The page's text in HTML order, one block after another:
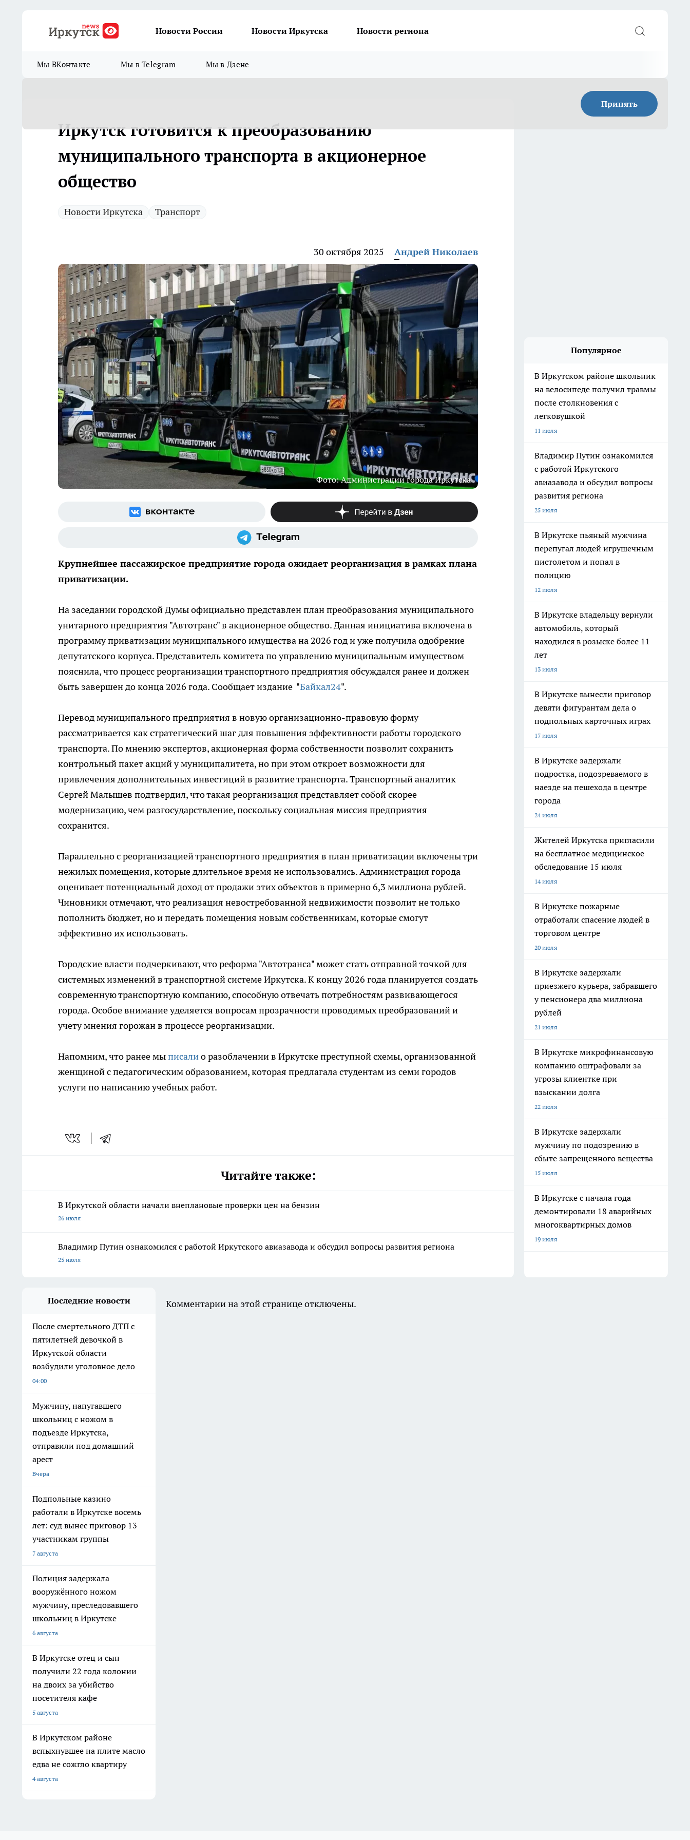
Новости России Новости Иркутска Новости региона
Мы ВКонтакте Мы в Telegram Мы в Дзене
Принять
Иркутск готовится к преобразованию
муниципального транспорта в акционерное
общество
Новости Иркутска Транспорт
30 октября 2025 Андрей Николаев
Фото: Администрации города Иркутска
Крупнейшее пассажирское предприятие города ожидает реорганизация в рамках плана
приватизации.
На заседании городской Думы официально представлен план преобразования муниципального
унитарного предприятия "Автотранс" в акционерное общество. Данная инициатива включена в
программу приватизации муниципального имущества на 2026 год и уже получила одобрение
депутатского корпуса. Представитель комитета по управлению муниципальным имуществом
пояснила, что процесс реорганизации транспортного предприятия обсуждался ранее и должен
быть завершен до конца 2026 года. Сообщает издание "Байкал24".
Перевод муниципального предприятия в новую организационно-правовую форму
рассматривается как стратегический шаг для повышения эффективности работы городского
транспорта. По мнению экспертов, акционерная форма собственности позволит сохранить
контрольный пакет акций у муниципалитета, но при этом откроет возможности для
привлечения дополнительных инвестиций в развитие транспорта. Транспортный аналитик
Сергей Малышев подтвердил, что такая реорганизация представляет собой скорее
модернизацию, чем разгосударствление, поскольку социальная миссия предприятия
сохранится.
Параллельно с реорганизацией транспортного предприятия в план приватизации включены три
нежилых помещения, которые длительное время не использовались. Администрация города
оценивает потенциальный доход от продажи этих объектов в примерно 6,3 миллиона рублей.
Чиновники отмечают, что реализация невостребованной недвижимости позволит не только
пополнить бюджет, но и передать помещения новым собственникам, которые смогут
эффективно их использовать.
Городские власти подчеркивают, что реформа "Автотранса" может стать отправной точкой для
системных изменений в транспортной системе Иркутска. К концу 2026 года планируется создать
современную транспортную компанию, способную отвечать потребностям развивающегося
города. Особое внимание уделяется вопросам прозрачности проводимых преобразований и
учету мнения горожан в процессе реорганизации.
Напомним, что ранее мыписалио разоблачении в Иркутске преступной схемы, организованной
женщиной с педагогическим образованием, которая предлагала студентам из семи городов
услуги по написанию учебных работ.
Читайте также:
В Иркутской области начали внеплановые проверки цен на бензин
26 июля
Владимир Путин ознакомился с работой Иркутского авиазавода и обсудил вопросы развития региона
25 июля
Популярное
В Иркутском районе школьник
на велосипеде получил травмы
после столкновения с
легковушкой
11 июля
Владимир Путин ознакомился
с работой Иркутского
авиазавода и обсудил вопросы
развития региона
25 июля
В Иркутске пьяный мужчина
перепугал людей игрушечным
пистолетом и попал в
полицию
12 июля
В Иркутске владельцу вернули
автомобиль, который
находился в розыске более 11
лет
13 июля
В Иркутске вынесли приговор
девяти фигурантам дела о
подпольных карточных играх
17 июля
В Иркутске задержали
подростка, подозреваемого в
наезде на пешехода в центре
города
24 июля
Жителей Иркутска пригласили
на бесплатное медицинское
обследование 15 июля
14 июля
В Иркутске пожарные
отработали спасение людей в
торговом центре
20 июля
В Иркутске задержали
приезжего курьера, забравшего
у пенсионера два миллиона
рублей
21 июля
В Иркутске микрофинансовую
компанию оштрафовали за
угрозы клиентке при
взыскании долга
22 июля
В Иркутске задержали
мужчину по подозрению в
сбыте запрещенного вещества
15 июля
В Иркутске с начала года
демонтировали 18 аварийных
многоквартирных домов
19 июля
Последние новости
После смертельного ДТП с
пятилетней девочкой в
Иркутской области
возбудили уголовное дело
04:00
Мужчину, напугавшего
школьниц с ножом в
подъезде Иркутска,
отправили под домашний
арест
Вчера
Подпольные казино
работали в Иркутске восемь
лет: суд вынес приговор 13
участникам группы
7 августа
Полиция задержала
вооружённого ножом
мужчину, преследовавшего
школьниц в Иркутске
6 августа
В Иркутске отец и сын
получили 22 года колонии
на двоих за убийство
посетителя кафе
5 августа
В Иркутском районе
вспыхнувшее на плите масло
едва не сожгло квартиру
4 августа
Комментарии на этой странице отключены.